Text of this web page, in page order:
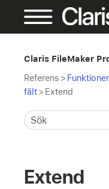
Claris FileMaker
Referens > Funktioner
fält> Extend
Extend